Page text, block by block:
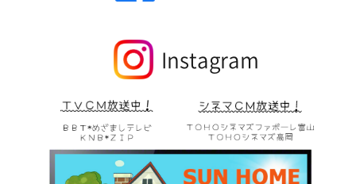
Instagram